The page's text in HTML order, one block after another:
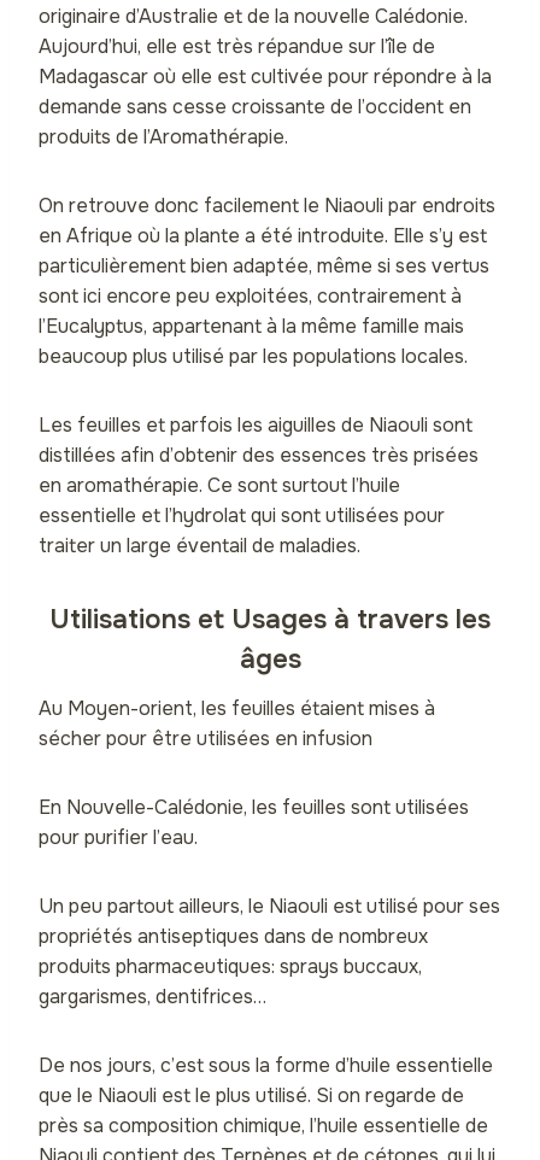
originaire d’Australie et de la nouvelle Calédonie.
Aujourd’hui, elle est très répandue sur l’île de
Madagascar où elle est cultivée pour répondre à la
demande sans cesse croissante de l’occident en
produits de l’Aromathérapie.
On retrouve donc facilement le Niaouli par endroits
en Afrique où la plante a été introduite. Elle s’y est
particulièrement bien adaptée, même si ses vertus
sont ici encore peu exploitées, contrairement à
l’Eucalyptus, appartenant à la même famille mais
beaucoup plus utilisé par les populations locales.
Les feuilles et parfois les aiguilles de Niaouli sont
distillées afin d’obtenir des essences très prisées
en aromathérapie. Ce sont surtout l’huile
essentielle et l’hydrolat qui sont utilisées pour
traiter un large éventail de maladies.
Utilisations et Usages à travers les
âges
Au Moyen-orient, les feuilles étaient mises à
sécher pour être utilisées en infusion
En Nouvelle-Calédonie, les feuilles sont utilisées
pour purifier l’eau.
Un peu partout ailleurs, le Niaouli est utilisé pour ses
propriétés antiseptiques dans de nombreux
produits pharmaceutiques: sprays buccaux,
gargarismes, dentifrices…
De nos jours, c’est sous la forme d’huile essentielle
que le Niaouli est le plus utilisé. Si on regarde de
près sa composition chimique, l’huile essentielle de